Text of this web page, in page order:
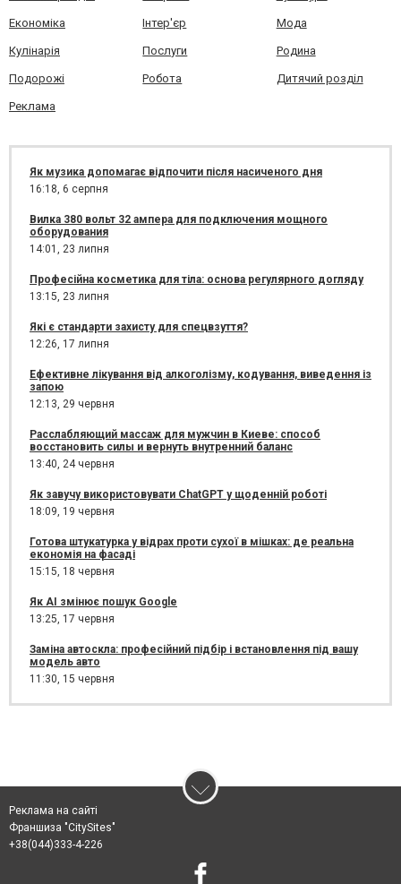
Економіка Інтер'єр Мода
Кулінарія Послуги Родина
Подорожі Робота Дитячий розділ
Реклама
Як музика допомагає відпочити після насиченого дня
16:18, 6 серпня
Вилка 380 вольт 32 ампера для подключения мощного
оборудования
14:01, 23 липня
Професійна косметика для тіла: основа регулярного догляду
13:15, 23 липня
Які є стандарти захисту для спецвзуття?
12:26, 17 липня
Ефективне лікування від алкоголізму, кодування, виведення із
запою
12:13, 29 червня
Расслабляющий массаж для мужчин в Киеве: способ
восстановить силы и вернуть внутренний баланс
13:40, 24 червня
Як завучу використовувати ChatGPT у щоденній роботі
18:09, 19 червня
Готова штукатурка у відрах проти сухої в мішках: де реальна
економія на фасаді
15:15, 18 червня
Як AI змінює пошук Google
13:25, 17 червня
Заміна автоскла: професійний підбір і встановлення під вашу
модель авто
11:30, 15 червня
Реклама на сайті
Франшиза "CitySites"
+38(044)333-4-226